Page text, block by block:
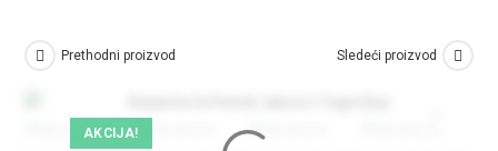
AKCIJA!
Prethodni proizvod Sledeći proizvod